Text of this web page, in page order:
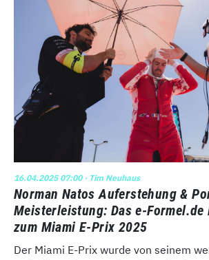
16.04.2025 07:00· Tim Neuhaus
Norman Natos Auferstehung &
Meisterleistung: Das e-Formel.de
zum Miami E-Prix 2025
Der Miami E-Prix wurde von seinem